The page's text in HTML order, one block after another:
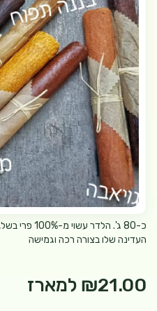
כ-80 ג'.
העדינה שלו בצורה רכה וגמישה
₪21.00 למארז